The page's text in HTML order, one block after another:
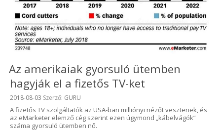
Az amerikaiak gyorsuló ütemben
hagyják el a fizetős TV-ket
Beküldve:
2018-08-03 Szerző: GURU
A fizetős TV szolgáltatók az USA-ban milliónyi nézőt vesztenek, és
az eMarketer elemző cég szerint ezen úgymond „kábelvágók”
száma gyorsuló ütemben nő.